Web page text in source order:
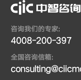
咨询我们的专家:
4008-200-397
全国咨询信箱: